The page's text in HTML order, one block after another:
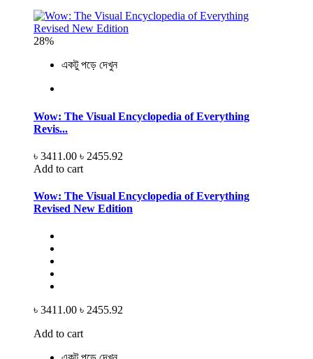
28%
একটু পড়ে দেখুন
Wow: The Visual Encyclopedia of Everything
Revis...
৳ 3411.00 ৳ 2455.92
Add to cart
Wow: The Visual Encyclopedia of Everything
Revised New Edition
৳ 3411.00 ৳ 2455.92
Add to cart